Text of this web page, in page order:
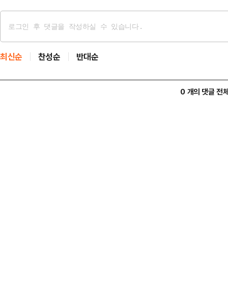
최신순 찬성순 반대순
0 개의 댓글 전